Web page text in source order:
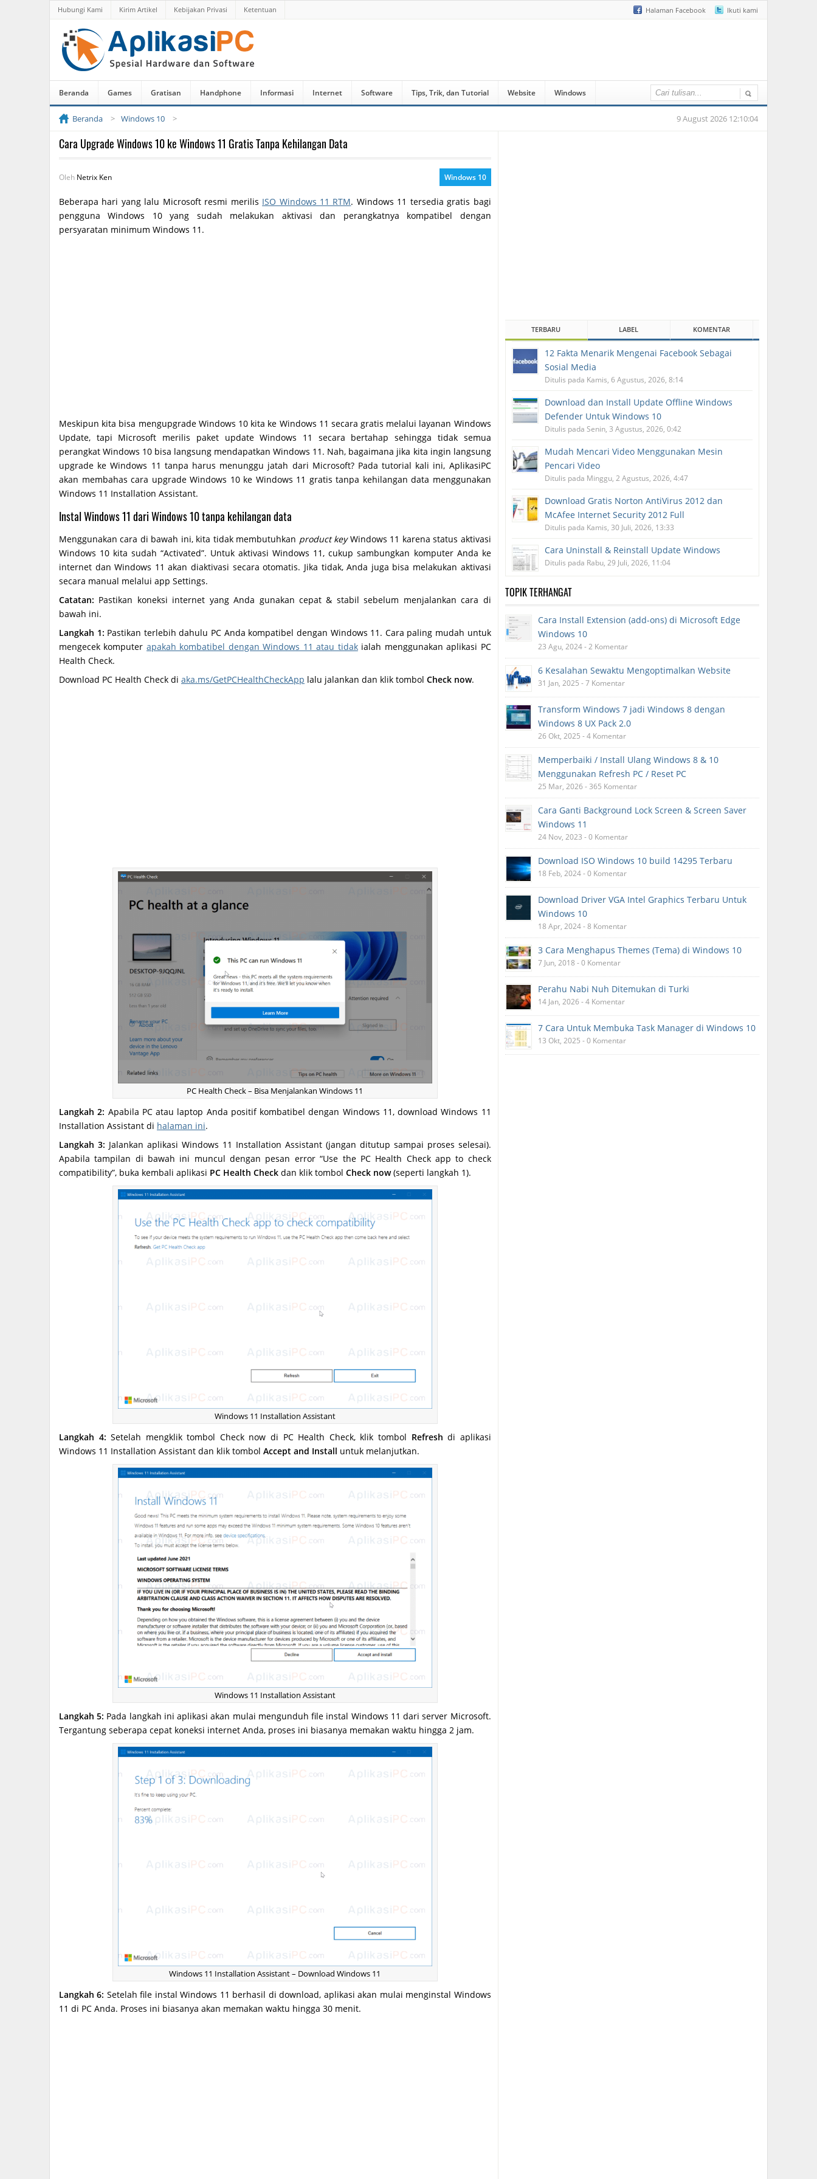
Halaman Facebook Ikuti kami
Hubungi Kami Kirim Artikel Kebijakan Privasi Ketentuan
Beranda Games Gratisan Handphone Informasi Internet Software Tips, Trik, dan Tutorial Website Windows
Beranda Windows 10 9 August 2026 12:10:04
Cara Upgrade Windows 10 ke Windows 11 Gratis Tanpa Kehilangan Data
Oleh Netrix Ken Windows 10
Beberapa hari yang lalu Microsoft resmi merilis ISO Windows 11 RTM. Windows 11 tersedia gratis bagi
pengguna Windows 10 yang sudah melakukan aktivasi dan perangkatnya kompatibel dengan
persyaratan minimum Windows 11.
Meskipun kita bisa mengupgrade Windows 10 kita ke Windows 11 secara gratis melalui layanan Windows
Update, tapi Microsoft merilis paket update Windows 11 secara bertahap sehingga tidak semua
perangkat Windows 10 bisa langsung mendapatkan Windows 11. Nah, bagaimana jika kita ingin langsung
upgrade ke Windows 11 tanpa harus menunggu jatah dari Microsoft? Pada tutorial kali ini, AplikasiPC
akan membahas cara upgrade Windows 10 ke Windows 11 gratis tanpa kehilangan data menggunakan
Windows 11 Installation Assistant.
Instal Windows 11 dari Windows 10 tanpa kehilangan data
Menggunakan cara di bawah ini, kita tidak membutuhkan product keyWindows 11 karena status aktivasi
Windows 10 kita sudah “Activated”. Untuk aktivasi Windows 11, cukup sambungkan komputer Anda ke
internet dan Windows 11 akan diaktivasi secara otomatis. Jika tidak, Anda juga bisa melakukan aktivasi
secara manual melalui app Settings.
Catatan: Pastikan koneksi internet yang Anda gunakan cepat & stabil sebelum menjalankan cara di
bawah ini.
Langkah 1: Pastikan terlebih dahulu PC Anda kompatibel dengan Windows 11. Cara paling mudah untuk
mengecek komputer apakah kombatibel dengan Windows 11 atau tidakialah menggunakan aplikasi PC
Health Check.
Download PC Health Check di aka.ms/GetPCHealthCheckApp lalu jalankan dan klik tombol Check now.
PC Health Check – Bisa Menjalankan Windows 11
Langkah 2: Apabila PC atau laptop Anda positif kombatibel dengan Windows 11, download Windows 11
Installation Assistant di halaman ini.
Langkah 3: Jalankan aplikasi Windows 11 Installation Assistant (jangan ditutup sampai proses selesai).
Apabila tampilan di bawah ini muncul dengan pesan error “Use the PC Health Check app to check
compatibility”, buka kembali aplikasi PC Health Check dan klik tombol Check now(seperti langkah 1).
Windows 11 Installation Assistant
Langkah 4: Setelah mengklik tombol Check now di PC Health Check, klik tombol Refresh di aplikasi
Windows 11 Installation Assistant dan klik tombol Accept and Install untuk melanjutkan.
Windows 11 Installation Assistant
Langkah 5: Pada langkah ini aplikasi akan mulai mengunduh file instal Windows 11 dari server Microsoft.
Tergantung seberapa cepat koneksi internet Anda, proses ini biasanya memakan waktu hingga 2 jam.
Windows 11 Installation Assistant – Download Windows 11
Langkah 6: Setelah file instal Windows 11 berhasil di download, aplikasi akan mulai menginstal Windows
11 di PC Anda. Proses ini biasanya akan memakan waktu hingga 30 menit.
TERBARU LABEL KOMENTAR
12 Fakta Menarik Mengenai Facebook Sebagai
Sosial Media
Ditulis pada Kamis, 6 Agustus, 2026, 8:14
Download dan Install Update Offline Windows
Defender Untuk Windows 10
Ditulis pada Senin, 3 Agustus, 2026, 0:42
Mudah Mencari Video Menggunakan Mesin
Pencari Video
Ditulis pada Minggu, 2 Agustus, 2026, 4:47
Download Gratis Norton AntiVirus 2012 dan
McAfee Internet Security 2012 Full
Ditulis pada Kamis, 30 Juli, 2026, 13:33
Cara Uninstall & Reinstall Update Windows
Ditulis pada Rabu, 29 Juli, 2026, 11:04
TOPIK TERHANGAT
Cara Install Extension (add-ons) di Microsoft Edge
Windows 10
23 Agu, 2024 - 2 Komentar
6 Kesalahan Sewaktu Mengoptimalkan Website
31 Jan, 2025 - 7 Komentar
Transform Windows 7 jadi Windows 8 dengan
Windows 8 UX Pack 2.0
26 Okt, 2025 - 4 Komentar
Memperbaiki / Install Ulang Windows 8 & 10
Menggunakan Refresh PC / Reset PC
25 Mar, 2026 - 365 Komentar
Cara Ganti Background Lock Screen & Screen Saver
Windows 11
24 Nov, 2023 - 0 Komentar
Download ISO Windows 10 build 14295 Terbaru
18 Feb, 2024 - 0 Komentar
Download Driver VGA Intel Graphics Terbaru Untuk
Windows 10
18 Apr, 2024 - 8 Komentar
3 Cara Menghapus Themes (Tema) di Windows 10
7 Jun, 2018 - 0 Komentar
Perahu Nabi Nuh Ditemukan di Turki
14 Jan, 2026 - 4 Komentar
7 Cara Untuk Membuka Task Manager di Windows 10
13 Okt, 2025 - 0 Komentar